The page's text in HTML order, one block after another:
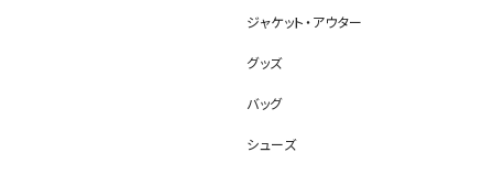
ジャケット・アウター
グッズ
バッグ
シューズ